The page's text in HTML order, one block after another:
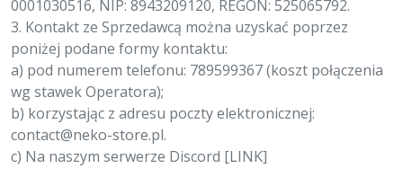
0001030516, NIP: 8943209120, REGON: 525065792.
3. Kontakt ze Sprzedawcą można uzyskać poprzez
poniżej podane formy kontaktu:
a) pod numerem telefonu: 789599367 (koszt połączenia
wg stawek Operatora);
b) korzystając z adresu poczty elektronicznej:
contact@neko-store.pl.
c) Na naszym serwerze Discord [LINK]